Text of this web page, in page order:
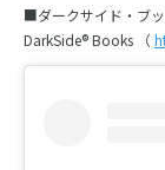
■ダークサイド・ブ
DarkSide® Books （